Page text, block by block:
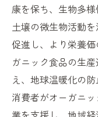
康を保ち、生物多様
土壌の微生物活動
促進し、より栄養
ガニック食品の生
え、地球温暖化の
消費者がオーガニ